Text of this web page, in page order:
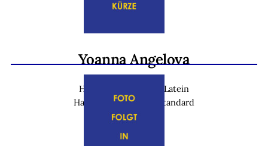
Yoanna Angelova
Hauptgruppe D Solo Latein
Hauptgruppe C Solo Standard